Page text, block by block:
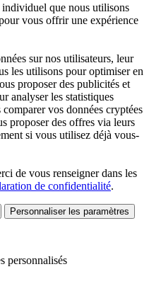
individuel que nous utilisons
vous offrir une expérience
sur nos utilisateurs, leur
les utilisons pour optimiser en
proposer des publicités et
analyser les statistiques
vos données cryptées
proposer des offres via leurs
si vous utilisez déjà vous-
de vous renseigner dans les
de confidentialité.
Personnaliser les paramètres
personnalisés